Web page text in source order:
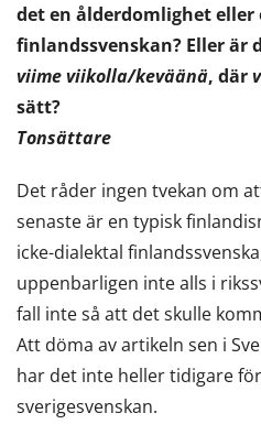
det en ålderdomlighet
finlandssvenskan? Eller är
viime viikolla/keväänä, där
sätt?
Tonsättare
Det råder ingen tvekan om
senaste är en typisk
icke-dialektal
uppenbarligen inte alls i
fall inte så att det skulle
Att döma av artikeln sen i
har det inte heller tidigare
sverigesvenskan.